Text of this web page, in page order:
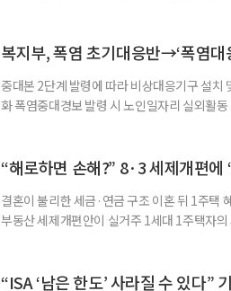
까. 오랜 방송 생활 뒤 전해진 투병 소식 박미
복지부, 폭염 초기대응반→‘폭염대
중대본 2단계 발령에 따라 비상대응기구 설치
화 폭염중대경보 발령 시 노인일자리 실외활
책본부(중대본) 2단계(심각)가 발령된 이후에
“해로하면 손해?” 8·3 세제개편에
결혼이 불리한 세금·연금 구조 이혼 뒤 1주택
부동산 세제개편안이 실거주 1세대 1주택자
부가 각자 집 한 채씩을 보유하면 한 세대가 두
“ISA ‘남은 한도’ 사라질 수 있다”